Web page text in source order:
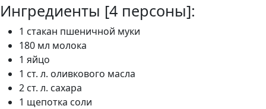
Ингредиенты [4 персоны]:
1 стакан пшеничной муки
180 мл молока
1 яйцо
1 ст. л. оливкового масла
2 ст. л. сахара
1 щепотка соли